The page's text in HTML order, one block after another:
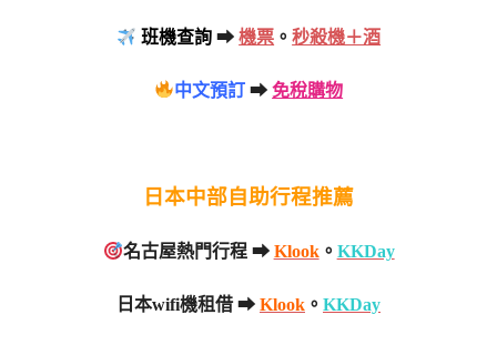
班機查詢 ➡機票 。秒殺機＋酒
中文預訂 ➡免稅購物
日本中部自助行程推薦
名古屋熱門行程 ➡ Klook。 KKDay
日本wifi機租借 ➡ Klook 。 KKDay